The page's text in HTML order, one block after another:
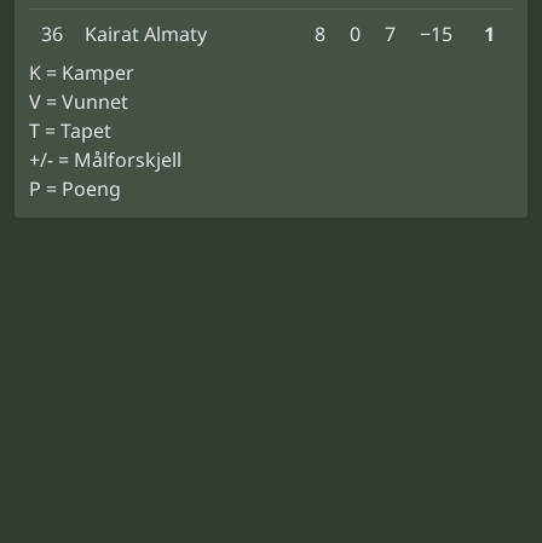
36 Kairat Almaty 8 0 7 −15
1
K = Kamper
V = Vunnet
T = Tapet
+/- = Målforskjell
P = Poeng